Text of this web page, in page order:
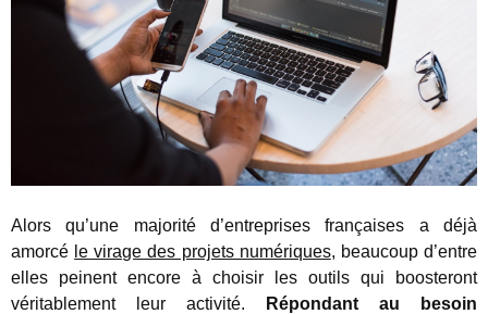
Alors qu’une majorité d’entreprises françaises a déjà
amorcé le virage des projets numériques, beaucoup d’entre
elles peinent encore à choisir les outils qui boosteront
véritablement leur activité.
Répondant au besoin